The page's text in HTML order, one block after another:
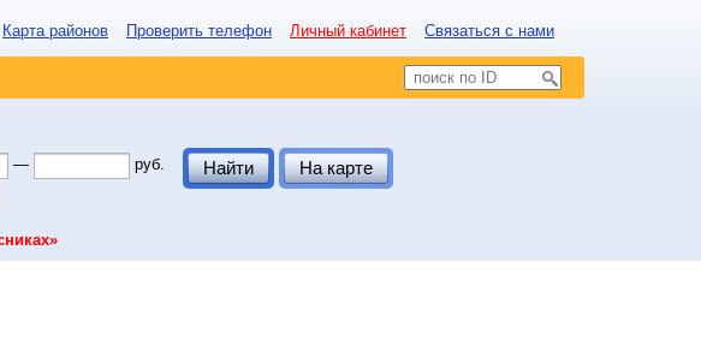
Карта районов Проверить телефон Личный кабинет Связаться с нами
—
руб.
Найти На карте